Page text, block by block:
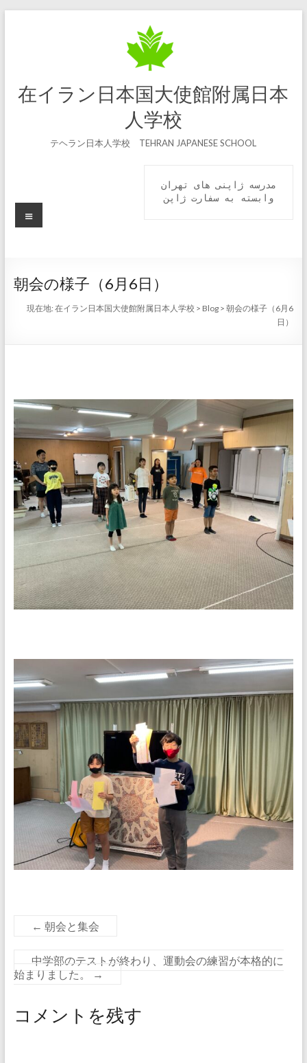
在イラン日本国大使館附属日本
人学校
テヘラン日本人学校 TEHRAN JAPANESE SCHOOL
مدرسه ژاپنی های تهران
メ
ニ
朝会の様子（6月6日）
現在地:在イラン日本国大使館附属日本人学校 > Blog >朝会の様子（6月6
日）
← 朝会と集会
中学部のテストが終わり、運動会の練習が本格的に
始まりました。
→
コメントを残す